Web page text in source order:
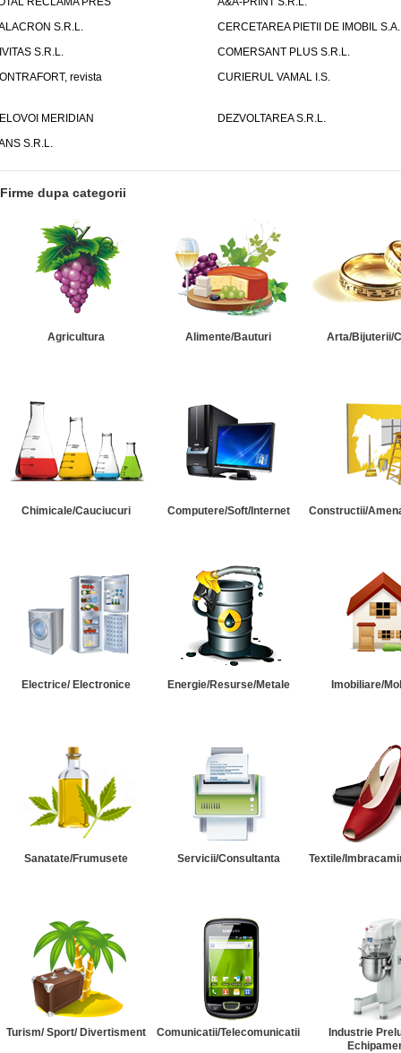
S.R.L.
CERCETAREA PIETII DE IMOBIL S.A.
S.R.L.
COMERSANT PLUS S.R.L.
revista
CURIERUL VAMAL I.S.
MERIDIAN
DEZVOLTAREA S.R.L.
S.R.L.
Firme dupa categorii
Agricultura Alimente/Bauturi Arta/Bijuterii/
Chimicale/Cauciucuri Computere/Soft/Internet Constructii/
Electrice/ Electronice Energie/Resurse/Metale Imobiliare/
Sanatate/Frumusete Servicii/Consultanta Textile/
Turism/ Sport/ Divertisment Comunicatii/Telecomunicatii
Industrie